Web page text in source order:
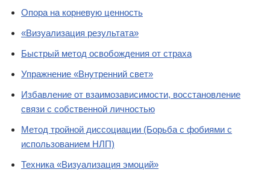
Опора на корневую ценность
«Визуализация результата»
Быстрый метод освобождения от страха
Упражнение «Внутренний свет»
Избавление от взаимозависимости, восстановление
связи с собственной личностью
Метод тройной диссоциации (Боpьба с фобиями с
использованием HЛП)
Техника «Визуализация эмоций»